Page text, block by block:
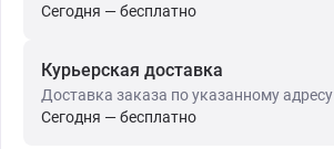
Сегодня — бесплатно
Курьерская доставка
Доставка заказа по указанному адресу
Сегодня — бесплатно